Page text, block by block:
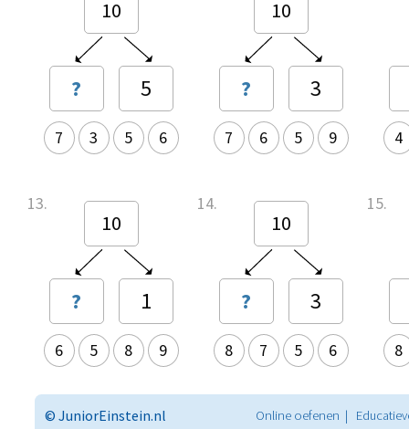
10
? 5
7 3 5 6
10
? 3
7 6 5 9 4
13.
10
? 1
6 5 8 9
14.
10
? 3
8 7 5 6
15.
8
© JuniorEinstein.nl Online oefenen |